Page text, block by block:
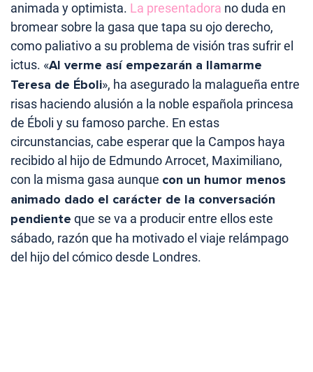
animada y optimista. La presentadora no duda en
bromear sobre la gasa que tapa su ojo derecho,
como paliativo a su problema de visión tras sufrir el
ictus. «Al verme así empezarán a llamarme
Teresa de Éboli», ha asegurado la malagueña entre
risas haciendo alusión a la noble española princesa
de Éboli y su famoso parche. En estas
circunstancias, cabe esperar que la Campos haya
recibido al hijo de Edmundo Arrocet, Maximiliano,
con la misma gasa aunque con un humor menos
animado dado el carácter de la conversación
pendiente que se va a producir entre ellos este
sábado, razón que ha motivado el viaje relámpago
del hijo del cómico desde Londres.